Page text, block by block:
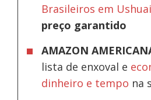
Brasileiros em
preço garantido
AMAZON
lista de enxoval e
dinheiro e tempo na